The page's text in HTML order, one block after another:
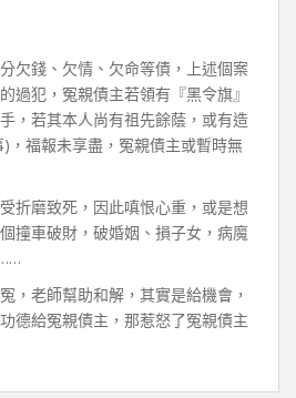
欠錢、欠情、欠命等債，上述個案
過犯，冤親債主若領有『黑令旗』
，若其本人尚有祖先餘蔭，或有造
，福報未享盡，冤親債主或暫時無
折磨致死，因此嗔恨心重，或是想
撞車破財，破婚姻、損子女，病魔
，老師幫助和解，其實是給機會，
德給冤親債主，那惹怒了冤親債主